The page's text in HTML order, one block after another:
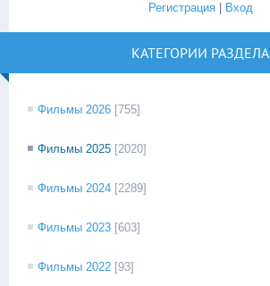
Регистрация| Вход
КАТЕГОРИИ РАЗДЕЛА
Фильмы 2026 [755]
Фильмы 2025 [2020]
Фильмы 2024 [2289]
Фильмы 2023 [603]
Фильмы 2022 [93]